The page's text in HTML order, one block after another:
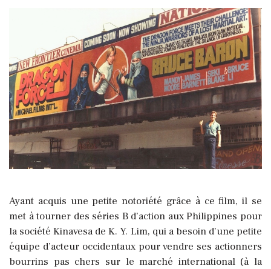
Ayant acquis une petite notoriété grâce à ce film, il se
met à tourner des séries B d’action aux Philippines pour
la société Kinavesa de K. Y. Lim, qui a besoin d’une petite
équipe d’acteur occidentaux pour vendre ses actionners
bourrins pas chers sur le marché international (à la